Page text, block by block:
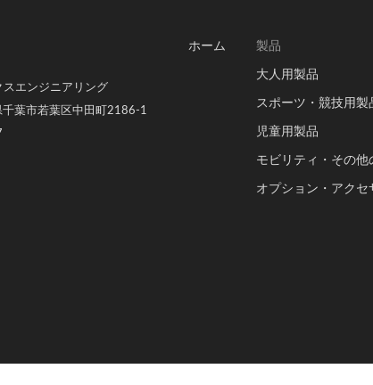
ホーム 製品
大人用製品
スポーツ・競技用製
児童用製品
モビリティ・その他
オプション・アクセ
エンジニアリング
葉市若葉区中田町2186-1